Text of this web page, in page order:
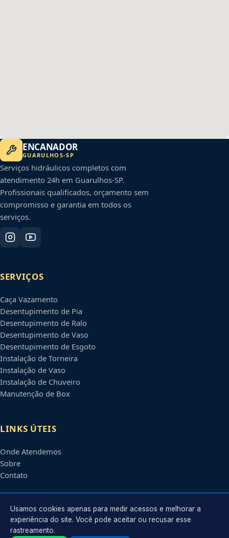
ENCANADOR
GUARULHOS-SP
Serviços hidráulicos completos com
atendimento 24h em Guarulhos-SP.
Profissionais qualificados, orçamento sem
compromisso e garantia em todos os
serviços.
SERVIÇOS
Caça Vazamento
Desentupimento de Pia
Desentupimento de Ralo
Desentupimento de Vaso
Desentupimento de Esgoto
Instalação de Torneira
Instalação de Vaso
Instalação de Chuveiro
Manutenção de Box
LINKS ÚTEIS
Onde Atendemos
Sobre
Contato
CONTATO
Atendimento em
Usamos cookies apenas para medir acessos e melhorar a
experiência do site. Você pode aceitar ou recusar esse
rastreamento.